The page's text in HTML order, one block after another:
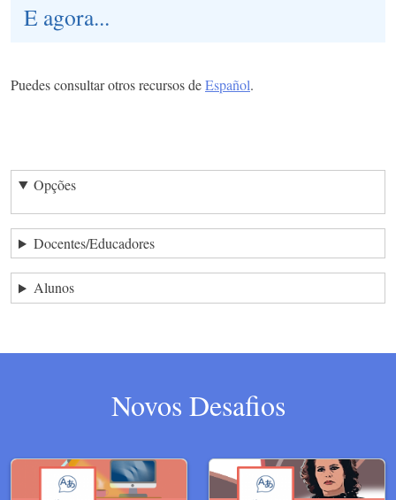
E agora...
Puedes consultar otros recursos deEspañol.
Opções
Docentes/Educadores
Alunos
Novos Desafios